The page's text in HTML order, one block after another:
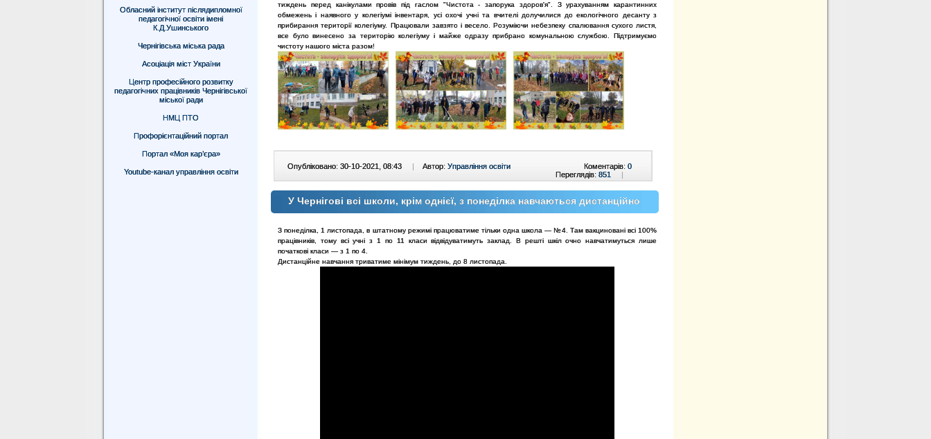
Обласний інститут післядипломної
педагогічної освіти імені
К.Д.Ушинського
Чернігівська міська рада
Асоціація міст України
Центр професійного розвитку
педагогічних працівників Чернігівської
міської ради
НМЦ ПТО
Профорієнтаційний портал
Портал «Моя кар’єра»
Youtube-канал управління освіти
тиждень перед канікулами провів під гаслом "Чистота - запорука здоров'я". З урахуванням карантинних
обмежень і наявного у колегіумі інвентаря, усі охочі учні та вчителі долучилися до екологічного десанту з
прибирання території колегіуму. Працювали завзято і весело. Розуміючи небезпеку спалювання сухого листя,
все було винесено за територію колегіуму і майже одразу прибрано комунальною службою. Підтримуємо
чистоту нашого міста разом!
Опубліковано: 30-10-2021, 08:43 | Автор: Управління освіти Коментарів: 0
Переглядів: 851 |
У Чернігові всі школи, крім однієї, з понеділка навчаються дистанційно
З понеділка, 1 листопада, в штатному режимі працюватиме тільки одна школа — №4. Там вакциновані всі 100%
працівників, тому всі учні з 1 по 11 класи відвідуватимуть заклад. В решті шкіл очно навчатимуться лише
початкові класи — з 1 по 4.
Дистанційне навчання триватиме мінімум тиждень, до 8 листопада.